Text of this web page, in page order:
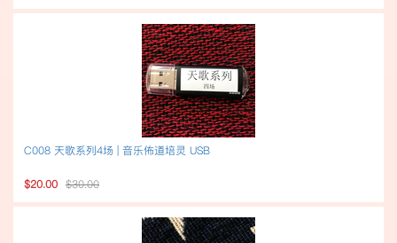
C008 天歌系列4场 | 音乐佈道培灵 USB
$20.00 $30.00